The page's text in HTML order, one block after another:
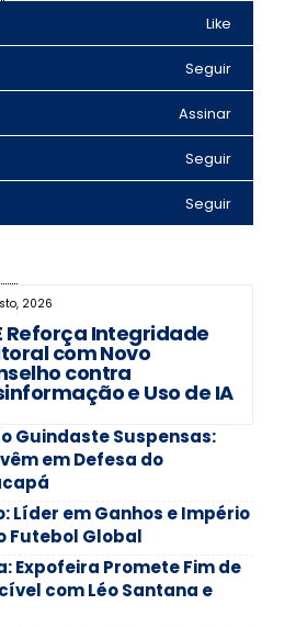
Like
Seguir
Assinar
Seguir
Seguir
2026
Reforça Integridade
com Novo
contra
e Uso de IA
Guindaste Suspensas:
em Defesa do
Líder em Ganhos e Império
Futebol Global
Expofeira Promete Fim de
com Léo Santana e